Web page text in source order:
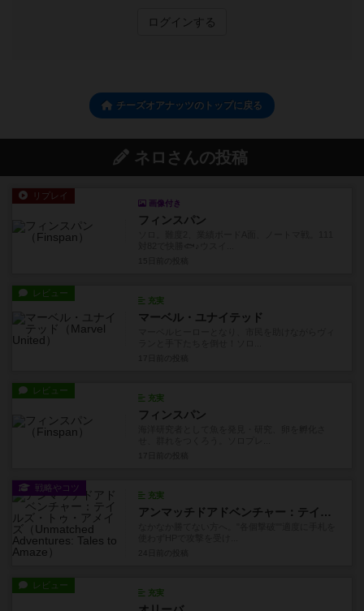
ログインする
チーズオアナッツのトップに戻る
ネロさんの投稿
リプレイ
画像付き
フィンスパン
レビュー
充実
マーベル・ユナイテッド
レビュー
充実
フィンスパン
戦略やコツ
充実
アンマッチドアドベンチャー：テイルズ・トゥ・アメイズ
レビュー
充実